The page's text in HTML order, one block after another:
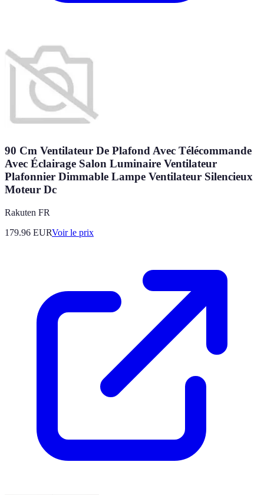
90 Cm Ventilateur De Plafond Avec Télécommande
Avec Éclairage Salon Luminaire Ventilateur
Plafonnier Dimmable Lampe Ventilateur Silencieux
Moteur Dc
Rakuten FR
179.96 EURVoir le prix